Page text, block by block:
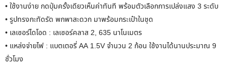
• ใช้งานง่าย กดปุ่มครั้งเดียวเห็นค่าทันที พร้อมตัวเลือกการเปล่งแสง 3 ระดับ
• รูปทรงกะทัดรัด พกพาสะดวก มาพร้อมกระเป๋าในชุด
• เลเซอร์ไดโอด : เลเซอร์คลาส 2, 635 นาโนเมตร
• แหล่งจ่ายไฟ : แบตเตอรี่ AA 1.5V จำนวน 2 ก้อน ใช้งานได้นานประมาณ 9
ชั่วโมง